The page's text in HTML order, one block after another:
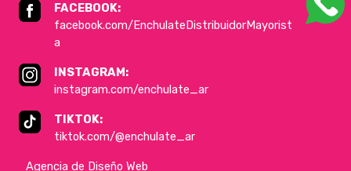
FACEBOOK:
facebook.com/EnchulateDistribuidorMayorist
a
INSTAGRAM:
instagram.com/enchulate_ar
TIKTOK:
tiktok.com/@enchulate_ar
Agencia de Diseño Web